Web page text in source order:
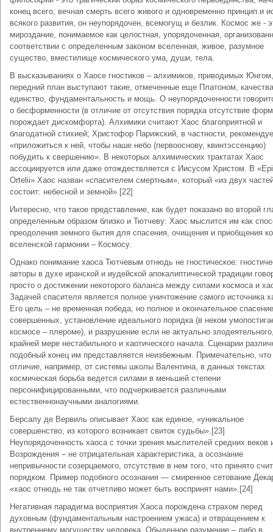
конец всего, вечная смерть всего живого и одновременно принцип и
всякого развития, он неупорядочен, всемогущ и безлик. Космос же -
мироздание, понимаемое как целостная, упорядоченная,
соответствии с определенным законом вселенная, живое, разумное
существо, вместилище космического ума, души, тела.
В высказываниях о Хаосе гностиков – алхимиков, приводимых
передний план выступают такие, отмеченные еще Платоном,
единство, фундаментальность и мощь. О неупорядоченности
о бесформенности (в отличие от отсутствия порядка отсутствие
порождает дискомфорта). Алхимики считают Хаос благоприятной и
благодатной стихией; Христофор Парижский, в частности,
«приложиться к ней, чтобы наше небо (первооснову, квинтэссенцию)
побудить к свершению». В некоторых алхимических трактатах Хаос
ассоциируется или даже отождествляется с Иисусом Христом. В
Ortelii» Хаос назван «спасителем смертным», который «из двух
состоит: небесной и земной».[22]
Интересно, что такое представление, как будет показано во второй
определенным образом близко и Тютчеву: Хаос мыслится им как
преодоления земного бытия для спасения, очищения и приобщения ко
вселенской гармонии – Космосу.
Однако понимание хаоса Тютчевым отнюдь не гностическое:
авторы в духе иранской и иудейской апокалиптической традиции
просто о достижении некоторого баланса между силами космоса и
Задачей спасителя является полное уничтожение самого источника
Его цель – не временная победа, но полное и окончательное спасение
совершенных, установление идеального порядка (в неком
космосе – плероме), и разрушение если не актуально
крайней мере нестабильного и хаотического начала. Сценарии
подобный конец им представляется неизбежным. Примечательно, что
отличие, например, от системы школы Валентина, в данных текстах
космическая борьба ведется силами в меньшей степени
персонифицированными, что подчеркивается различными
естественнонаучными аналогиями.
Берсалу де Вервиль описывает Хаос как единое, «уникальное
совершенство, из которого возникает свиток судьбы».[23]
Неупорядоченность хаоса с точки зрения мыслителей средних веков
Возрождения – не отрицательная характеристика, а осознание
непривычности созерцаемого, отсутствие в нем того, что принято
порядком. Пример подобного осознания — смиренное сетование
«хаос отнюдь не так отчетливо может быть воспринят нами».[24]
Негативная парадигма восприятия Хаоса порождена страхом перед
духовным (фундаментальным настроением ужаса) и отвращением к
внутреннему могуществу человека. Обыденное разумение – либо в